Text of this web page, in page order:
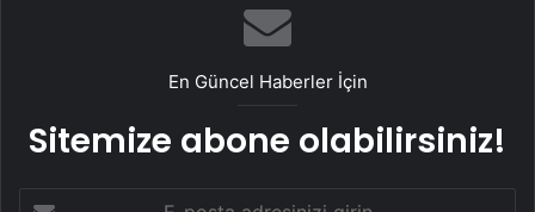
En Güncel Haberler İçin
Sitemize abone olabilirsiniz!